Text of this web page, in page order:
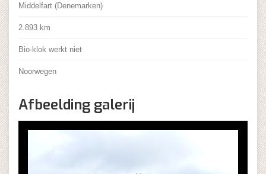
Middelfart (Denemarken)
2.893 km
Bio-klok werkt niet
Noorwegen
Afbeelding galerij